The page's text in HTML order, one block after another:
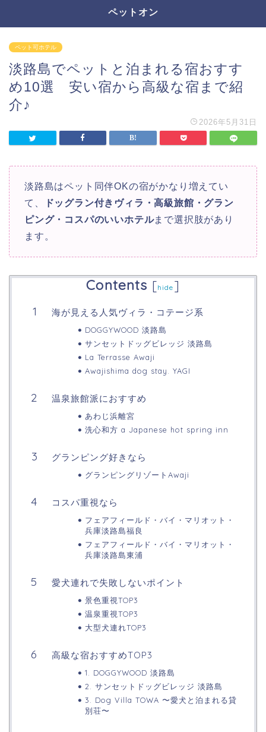
ペットオン
ペット可ホテル
淡路島でペットと泊まれる宿おすす
め10選 安い宿から高級な宿まで紹
介♪
2026年5月31日
淡路島はペット同伴OKの宿がかなり増えてい
て、
ドッグラン付きヴィラ・高級旅館・グラン
ピング・コスパのいいホテルまで選択肢があり
ます。
Contents [hide ]
海が見える人気ヴィラ・コテージ系
DOGGYWOOD 淡路島
サンセットドッグビレッジ 淡路島
La Terrasse Awaji
Awajishima dog stay. YAGI
温泉旅館派におすすめ
あわじ浜離宮
洗心和方 a Japanese hot spring inn
グランピング好きなら
グランピングリゾートAwaji
コスパ重視なら
フェアフィールド・バイ・マリオット・
兵庫淡路島福良
フェアフィールド・バイ・マリオット・
兵庫淡路島東浦
愛犬連れで失敗しないポイント
景色重視TOP3
温泉重視TOP3
大型犬連れTOP3
高級な宿おすすめTOP3
1. DOGGYWOOD 淡路島
2. サンセットドッグビレッジ 淡路島
3. Dog Villa TOWA 〜愛犬と泊まれる貸
別荘〜